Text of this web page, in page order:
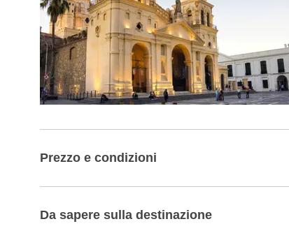
Prezzo e condizioni
Da sapere sulla destinazione